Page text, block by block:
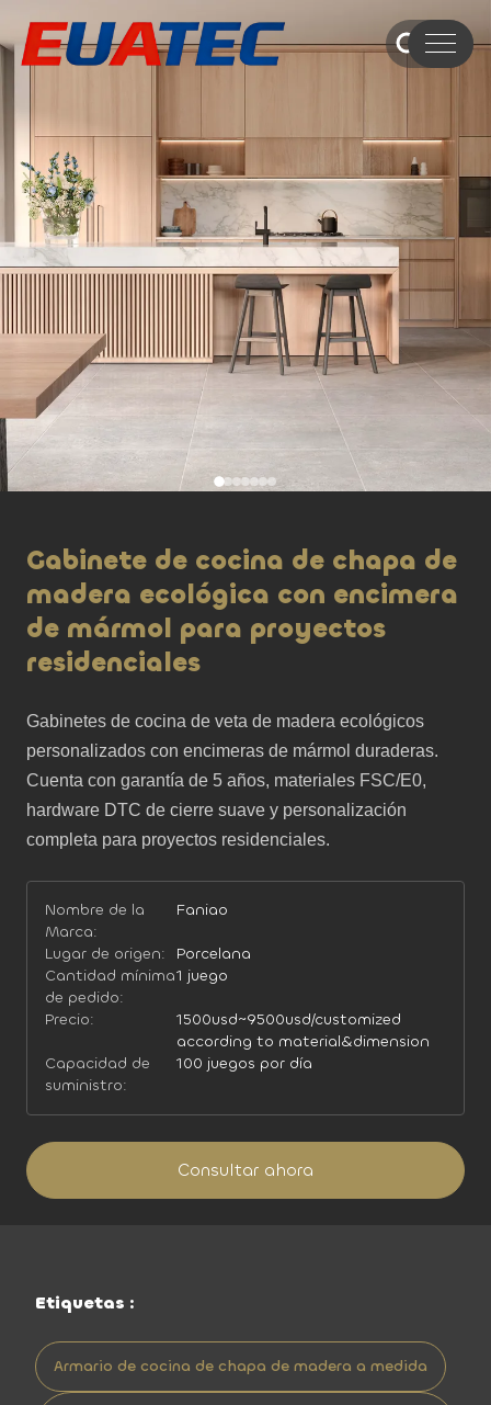
Gabinete de cocina de chapa de
madera ecológica con encimera
de mármol para proyectos
residenciales
Gabinetes de cocina de veta de madera ecológicos
personalizados con encimeras de mármol duraderas.
Cuenta con garantía de 5 años, materiales FSC/E0,
hardware DTC de cierre suave y personalización
completa para proyectos residenciales.
Nombre de la
Marca:
Faniao
Lugar de origen:
Porcelana
Cantidad mínima
de pedido:
1 juego
Precio:
1500usd~9500usd/customized
according to material&dimension
Capacidad de
suministro:
100 juegos por día
Consultar ahora
Etiquetas :
Armario de cocina de chapa de madera a medida